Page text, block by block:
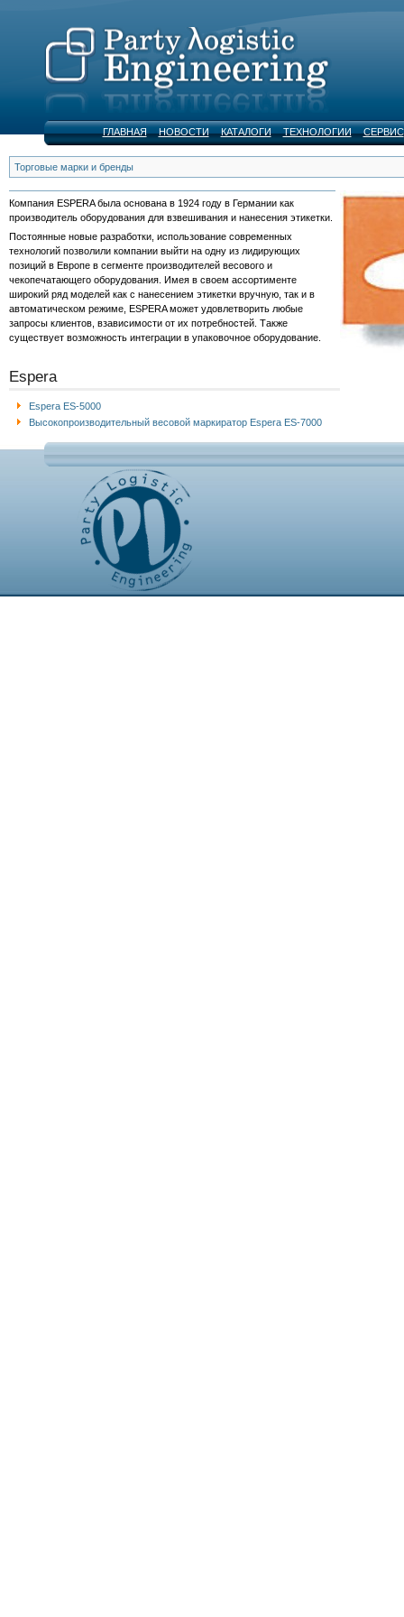
ГЛАВНАЯ НОВОСТИ КАТАЛОГИ ТЕХНОЛОГИИ СЕРВИС
Торговые марки и бренды
Компания ESPERA была основана в 1924 году в Германии как
производитель оборудования для взвешивания и нанесения этикетки.
Постоянные новые разработки, использование современных
технологий позволили компании выйти на одну из лидирующих
позиций в Европе в сегменте производителей весового и
чекопечатающего оборудования. Имея в своем ассортименте
широкий ряд моделей как с нанесением этикетки вручную, так и в
автоматическом режиме, ESPERA может удовлетворить любые
запросы клиентов, взависимости от их потребностей. Также
существует возможность интеграции в упаковочное оборудование.
Espera
Espera ES-5000
Высокопроизводительный весовой маркиратор Espera ES-7000